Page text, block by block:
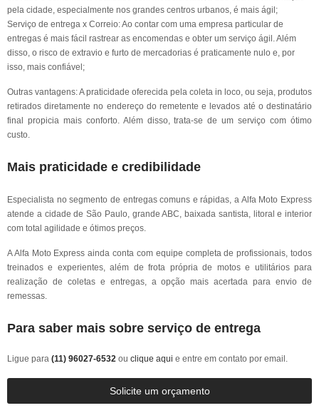
pela cidade, especialmente nos grandes centros urbanos, é mais ágil;
Serviço de entrega x Correio: Ao contar com uma empresa particular de
entregas é mais fácil rastrear as encomendas e obter um serviço ágil. Além
disso, o risco de extravio e furto de mercadorias é praticamente nulo e, por
isso, mais confiável;
Outras vantagens: A praticidade oferecida pela coleta in loco, ou seja, produtos
retirados diretamente no endereço do remetente e levados até o destinatário
final propicia mais conforto. Além disso, trata-se de um serviço com ótimo
custo.
Mais praticidade e credibilidade
Especialista no segmento de entregas comuns e rápidas, a Alfa Moto Express
atende a cidade de São Paulo, grande ABC, baixada santista, litoral e interior
com total agilidade e ótimos preços.
A Alfa Moto Express ainda conta com equipe completa de profissionais, todos
treinados e experientes, além de frota própria de motos e utilitários para
realização de coletas e entregas, a opção mais acertada para envio de
remessas.
Para saber mais sobre serviço de entrega
Ligue para (11) 96027-6532 ou clique aqui e entre em contato por email.
Solicite um orçamento